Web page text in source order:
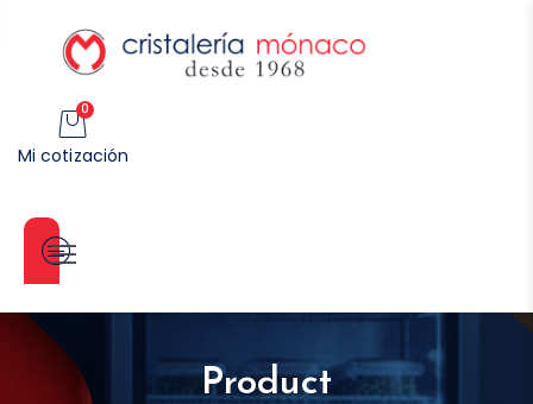
0
Mi cotización
Categorías
Product